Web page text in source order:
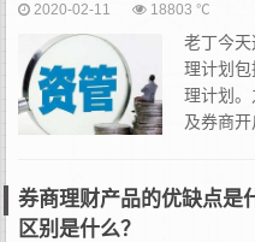
2020-02-11 18803 ℃
老丁今
理计划
理计划
及券商
一...
券商理财产品的优缺点是
区别是什么？